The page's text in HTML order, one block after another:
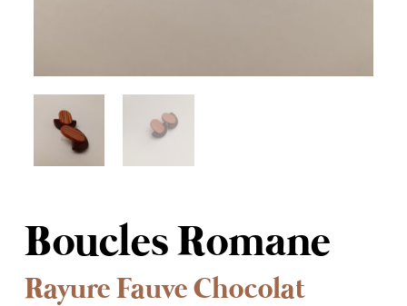
Boucles Romane
Rayure Fauve Chocolat